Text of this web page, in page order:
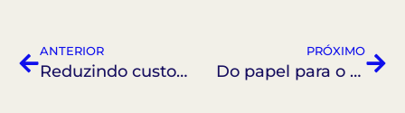
ANTERIOR
Reduzindo custos sem comprometer a qualidade
PRÓXIMO
Do papel para o software: como fazer essa transição de maneira tranquila